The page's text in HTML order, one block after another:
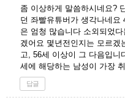
좀 이상하게 말씀하시네요?
던 좌빨유튜버가 생각나네요
은 엄청 많습니다 소외되었
겠어요 몇년전인지는 모르겠
고, 56세 이상이 그 다음입니
세에 해당하는 남성이 가장
답글